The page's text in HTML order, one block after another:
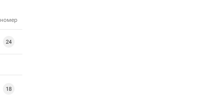
номер
24
18